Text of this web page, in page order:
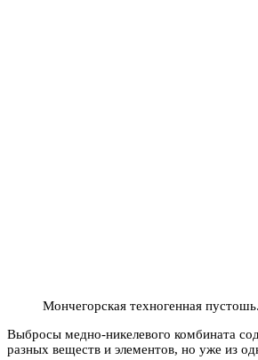
Мончегорская техногенная
Выбросы медно-никелевого комбината
разных веществ и элементов, но уже из